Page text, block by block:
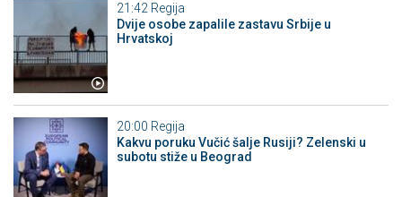
21:42 Regija
Dvije osobe zapalile zastavu Srbije u
Hrvatskoj
20:00 Regija
Kakvu poruku Vučić šalje Rusiji? Zelenski u
subotu stiže u Beograd